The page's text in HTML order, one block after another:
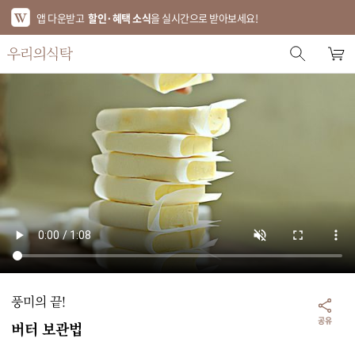
앱 다운받고 할인·혜택 소식을 실시간으로 받아보세요!
스토어 홈
에디터 추천
한정특가
베스트
신상품
기획전
풍미의 끝!
버터 보관법 공유